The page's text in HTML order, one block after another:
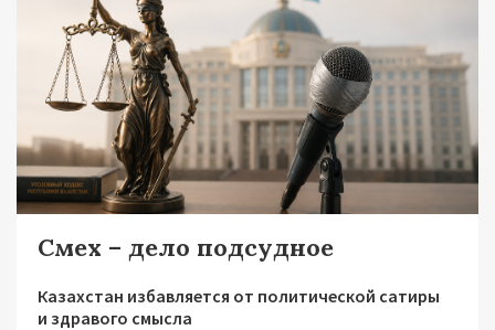
Смех – дело подсудное
Казахстан избавляется от политической сатиры
и здравого смысла